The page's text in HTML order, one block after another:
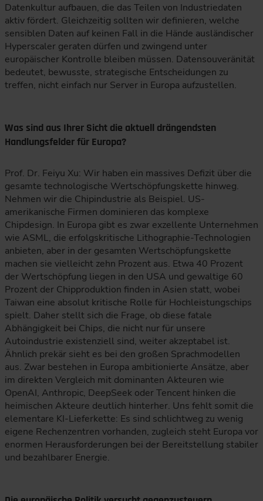
Datenkultur aufbauen, die das Teilen von Industriedaten
aktiv fördert. Gleichzeitig sollten wir definieren, welche
sensiblen Daten auf keinen Fall in die Hände ausländischer
Hyperscaler geraten dürfen und zwingend unter
europäischer Kontrolle bleiben müssen. Datensouveränität
bedeutet, bewusste, strategische Entscheidungen zu
treffen, nicht einfach nur Server in Europa aufzustellen.
Was sind aus Ihrer Sicht die aktuell drängendsten
Handlungsfelder für Europa?
Prof. Dr. Feiyu Xu: Wir haben ein massives Defizit über die
gesamte technologische Wertschöpfungskette hinweg.
Nehmen wir die Chipindustrie als Beispiel. US-
amerikanische Firmen dominieren das komplexe
Chipdesign. In Europa gibt es zwar exzellente Unternehmen
wie ASML, die erfolgskritische Lithographie-Technologien
anbieten, aber in der gesamten Wertschöpfungskette
machen sie vielleicht zehn Prozent aus. Etwa 40 Prozent
der Wertschöpfung liegen in den USA und gewaltige 60
Prozent der Chipproduktion finden in Asien statt, wobei
Taiwan eine absolut kritische Rolle für Hochleistungschips
spielt. Daher stellt sich die Frage, ob diese fatale
Abhängigkeit bei Chips, die nicht nur für unsere
Autoindustrie existenziell sind, weiter akzeptabel ist.
Ähnlich prekär sieht es bei den großen Sprachmodellen
aus. Zwar bestehen in Europa ambitionierte Ansätze, aber
im direkten Vergleich mit dominanten Akteuren wie
OpenAI, Anthropic, DeepSeek oder Tencent hinken die
heimischen Akteure deutlich hinterher. Uns fehlt somit die
elementare KI-Lieferkette: Es sind schlichtweg zu wenig
eigene Rechenzentren vorhanden, zugleich steht Europa vor
enormen Herausforderungen bei der Bereitstellung stabiler
und bezahlbarer Energie.